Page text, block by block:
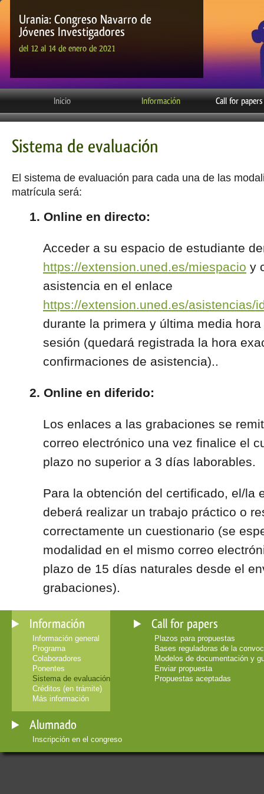
Urania: Congreso Navarro de
Jóvenes Investigadores
del 12 al 14 de enero de 2021
Inicio Información Call for papers
Información
Información general
Programa
Colaboradores
Ponentes
Sistema de evaluación
Créditos (en trámite)
Más información
Call for papers
Plazos para propuestas
Bases reguladoras de la
Modelos de documentación y
Enviar propuesta
Propuestas aceptadas
Alumnado
Inscripción en el congreso
Sistema de evaluación
El sistema de evaluación para cada una de las
matrícula será:
1. Online en directo:
Acceder a su espacio de estudiante
https://extension.uned.es/miespacio y
asistencia en el enlace
https://extension.uned.es/asistencias/
durante la primera y última media
sesión (quedará registrada la hora
confirmaciones de asistencia)..
2. Online en diferido:
Los enlaces a las grabaciones se
correo electrónico una vez finalice el
plazo no superior a 3 días laborables.
Para la obtención del certificado, el/la
deberá realizar un trabajo práctico o
correctamente un cuestionario (se
modalidad en el mismo correo
plazo de 15 días naturales desde el
grabaciones).